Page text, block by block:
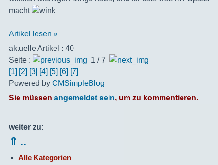
macht
Artikel lesen »
aktuelle Artikel : 40
Seite :
1 / 7
[1] [2] [3] [4] [5] [6] [7]
Powered by CMSimpleBlog
Sie müssen angemeldet sein, um zu kommentieren.
weiter zu:
⇑ ..
Alle Kategorien